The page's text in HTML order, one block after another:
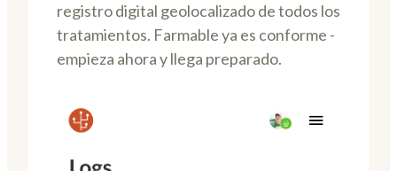
registro digital geolocalizado de todos los
tratamientos. Farmable ya es conforme -
empieza ahora y llega preparado.